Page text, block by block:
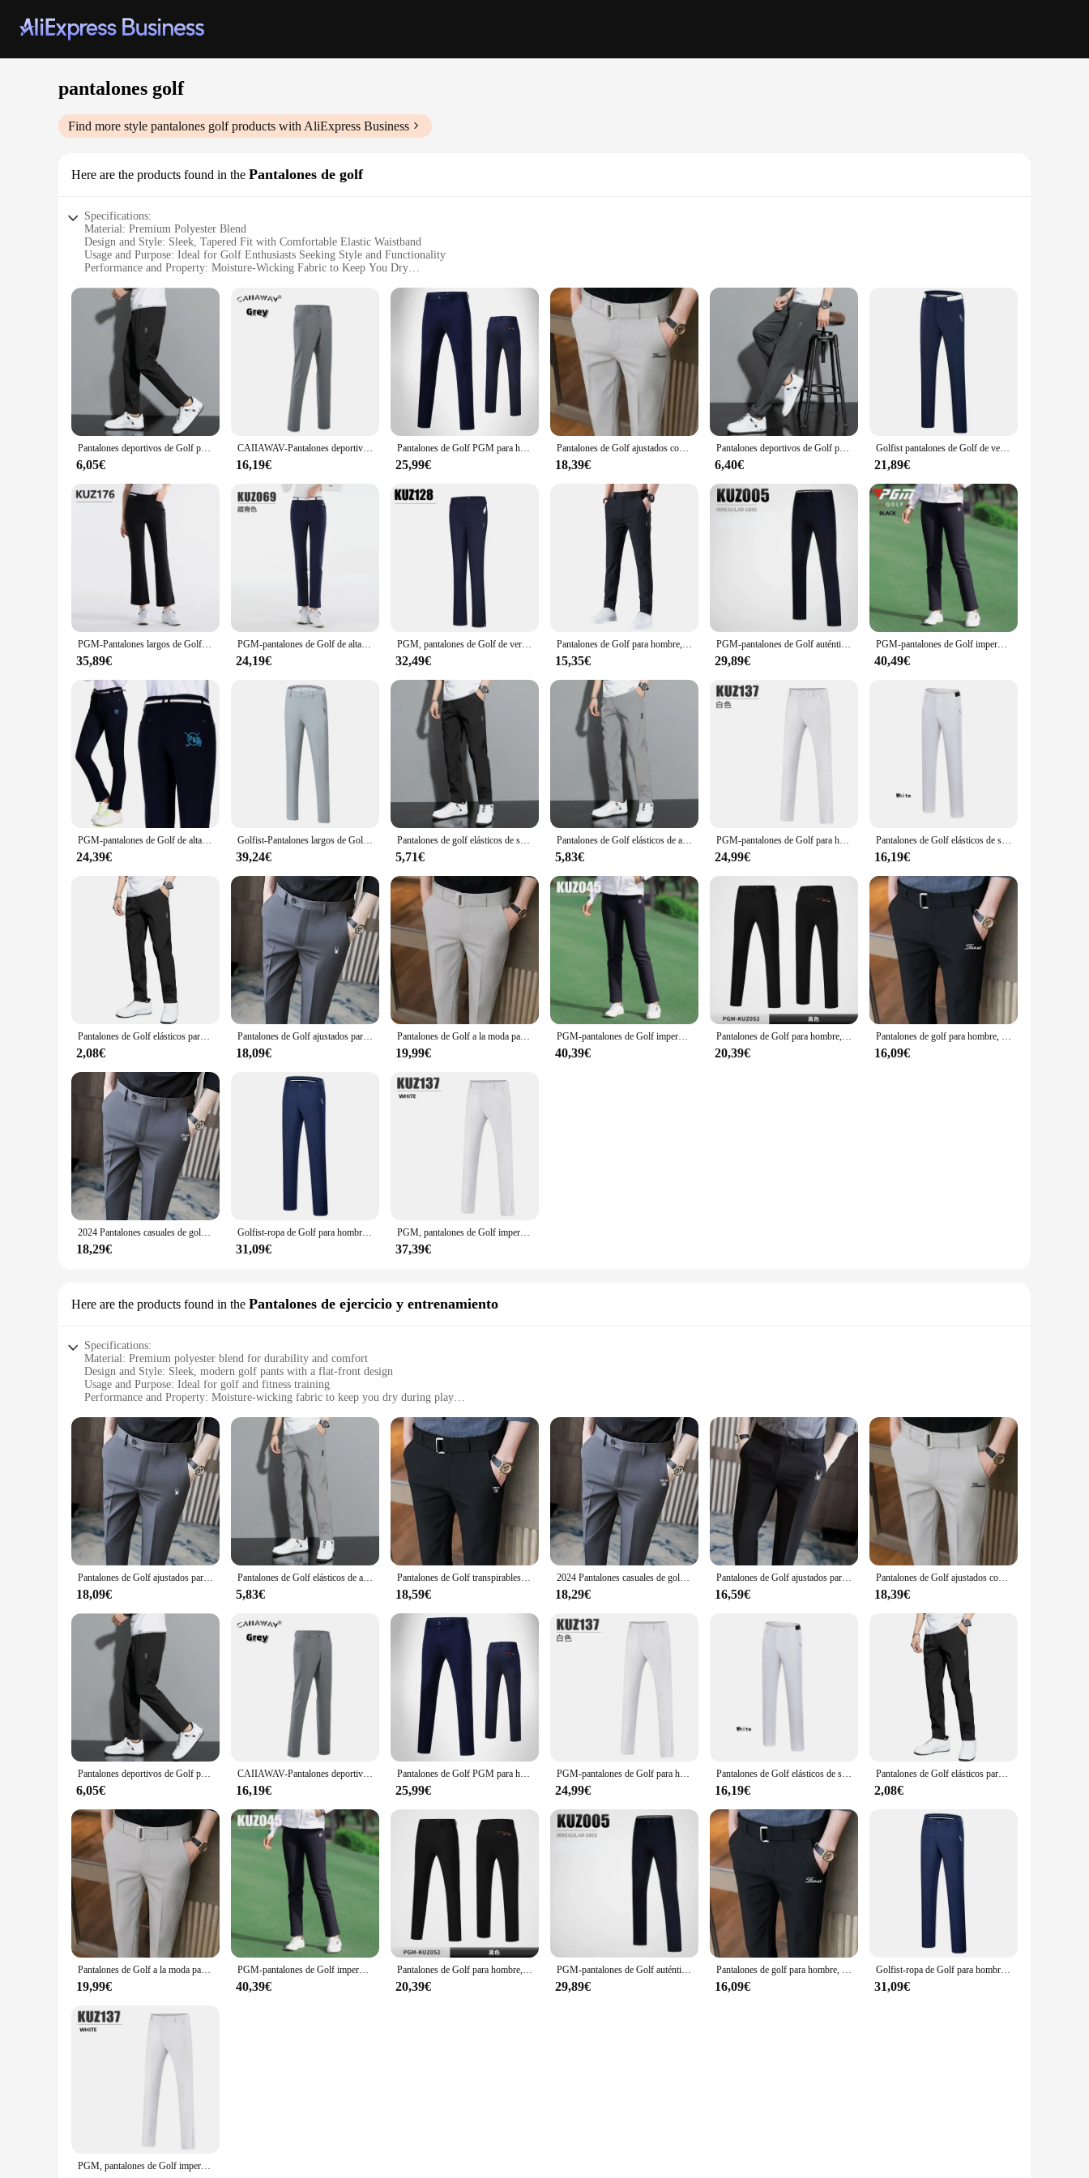
pantalones golf
Find more style pantalones golfproducts with AliExpress Business
Here are the products found in the Pantalones de golf
Specifications:
Material: Premium Polyester Blend
Design and Style: Sleek, Tapered Fit with Comfortable Elastic Waistband
Usage and Purpose: Ideal for Golf Enthusiasts Seeking Style and Functionality
Performance and Property: Moisture-Wicking Fabric to Keep You Dry
Applicable People: Suitable for Men of All Sizes and Fitness Levels
Features:
**Optimal Comfort and Performance**
Step onto the golf course with confidence in our pantalones golf, designed to provide both comfort and performance. The moisture-wicking fabric ensures you stay dry and cool during intense rounds,
while the tapered fit offers a modern, athletic look. The elastic waistband offers a flexible fit, accommodating a range of body types, while the durable construction withstands the rigors of the sport.
Whether you're a seasoned golfer or just starting out, these pants are the perfect addition to your golfing attire.
**Stylish and Versatile**
Not only are these pantalones golf a must-have for golfers, but they also serve as a versatile wardrobe staple. The sleek design and neutral color palette make them suitable for a variety of occasions,
from casual outings to more formal events. The matching belt included with each pair adds a touch of sophistication, ensuring you look polished from tee to dinner. With their durable construction and
easy-care fabric, these pants are designed to last, making them a smart investment for any golfer's wardrobe.
**Effortless Maintenance and Value**
durable fabric resists wrinkles, allowing for quick and easy maintenance, making them an ideal choice for busy golfers and vendors alike. Whether you're looking to stock up for your golf shop or
outfit your team, these pants offer a reliable, stylish option that's sure to impress.
Pantalones deportivos de Golf para hombre, Pantalón ajustado de seda de hielo, transpirables, moda coreana, 2024
6,05€
CAIIAWAV-Pantalones deportivos de verano para hombre, Pantalón elástico de secado rápido, transpirable, ajustado
16,19€
Pantalones de Golf PGM para hombre, pantalones de tenis de Golf resistentes al desgaste deportivos de alta elasticidad para primavera y otoño, pantalones suaves ajustados para hombre KUZ052
25,99€
Pantalones de Golf ajustados con cinturón para Hombre, ropa de negocios informal, moda de primavera y verano
18,39€
Pantalones deportivos de Golf para hombre, Pantalón ajustado de seda de hielo, transpirables, moda coreana, 2024
6,40€
Golfist pantalones de Golf de verano para hombre, pantalón ligero, informal, transpirable, secado rápido, alta calidad
21,89€
PGM-Pantalones largos de Golf para mujer, ropa de alta elasticidad, informales, acampanados, de secado rápido, para verano y primavera, kus176
35,89€
PGM-pantalones de Golf de alta elasticidad para mujer, pantalón transpirable de secado rápido, XS-XL
24,19€
PGM, pantalones de Golf de verano para mujer, tobillos recortados, pantalones acampanados elásticos ajustados, bolsillo con cremallera, ropa de Golf impermeable para mujer KUZ128
32,49€
Pantalones de Golf para hombre, pantalones largos y cómodos de secado rápido con bolsillos, pantalones deportivos informales ligeros, delgados e informales
15,35€
PGM-pantalones de Golf auténticos para hombre, pantalones impermeables, ropa de Golf suave y transpirable, tallas de verano Xxs-xxxl
29,89€
PGM-pantalones de Golf impermeables para mujer, pantalón cálido de lana para prevención de nieve, pantalón de chándal recto elástico para niña, XS-XXXL de invierno
40,49€
PGM-pantalones de Golf de alta elasticidad para mujer, Pantalones suaves para Golfista, ropa deportiva para jugar a la pelota de Golf, primavera y verano
24,39€
Golfist-Pantalones largos de Golf para hombre, pantalones deportivos elásticos para negocios, ocio, cómodos y relajados, otoño
39,24€
Pantalones de golf elásticos de seda de hielo para hombre pantalones de golf de secado rápido ajustados a la moda color negro 5XL verano 2024
5,71€
Pantalones de Golf elásticos de alta calidad para hombre, pantalones transpirables versátiles de negocios, informales, a la moda, ajustados, primavera y otoño
5,83€
PGM-pantalones de Golf para hombre, ropa deportiva térmica de felpa gruesa, para otoño e invierno, XXS-XXXL
24,99€
Pantalones de Golf elásticos de secado rápido para hombres, pantalones de Golf de cintura con cinturón elástico, CAIIAWAV, primavera y otoño
16,19€
Pantalones de Golf elásticos para hombre, ropa de Golf, pantalones largos deportivos, pantalones de trabajo casuales, imagen personalizada, moda de primavera y otoño
2,08€
Pantalones de Golf ajustados para hombre, traje informal drapeado, versión coreana, elásticos, ajustados
18,09€
Pantalones de Golf a la moda para hombre, pantalones ajustados con cinturón, trajes pequeños de negocios informales, ropa de Golf para hombre, Primavera/Verano
19,99€
PGM-pantalones de Golf impermeables para mujer, ropa de tenis gruesa, larga y cálida, de terciopelo, a prueba de viento, para Otoño e Invierno
40,39€
Pantalones de Golf para hombre, pantalones deportivos de otoño e invierno para hombre, pantalones impermeables de alta elasticidad para hombre, ropa de Golf para hombre, ropa de Golf para hombre nueva
20,39€
Pantalones de golf para hombre, pantalón informal de negocios, transpirable, con cinturón recto, novedad de 2024
16,09€
2024 Pantalones casuales de golf de negocios de moda Pantalones de pierna recta Pelf para hombres Pantalones casuales de moda para hombres
18,29€
Golfist-ropa de Golf para hombre, pantalones largos transpirables de verano, gruesos, elásticos, sólidos, ropa deportiva de alta calidad
31,09€
PGM, pantalones de Golf impermeables de invierno para hombre, Pantalones rectos de lana gruesos, pantalones largos cálidos a prueba de frío para hombre, talla 2XS-3XL
37,39€
Here are the products found in the Pantalones de ejercicio y entrenamiento
Specifications:
Material: Premium polyester blend for durability and comfort
Design and Style: Sleek, modern golf pants with a flat-front design
Usage and Purpose: Ideal for golf and fitness training
Performance and Property: Moisture-wicking fabric to keep you dry during play
Applicable People: Suitable for both men and women
Features:
|Wholesale|Vendors|
**Optimized Performance for the Golf Course**
The pantalones golf in our collection are not just any ordinary golf pants; they are crafted with the golfer's needs in mind. The premium polyester blend ensures durability, while the moisture-wicking
fabric keeps you dry and comfortable during your game. The sleek, modern design with a flat-front style makes them suitable for both golf and fitness training, offering versatility to your wardrobe.
The pants come with a belt, providing a secure fit that allows for unrestricted movement, essential for any golfer looking to enhance their game.
**Versatile and Stylish for Every Occasion**
These golf pants are not just for the golf course; they are versatile enough to be worn in various settings. The stylish design and modern color options make them suitable for casual outings or even as
part of a professional attire. The flat-front style ensures a clean, polished look, while the moisture-wicking fabric keeps you cool and dry, making them an excellent choice for both men and women.
Whether you're an avid golfer or an enthusiast of fitness training, these pantalones golf are designed to be your partner in your active lifestyle. The moisture-wicking fabric keeps you dry and
comfortable, while the flat-front style offers a professional look. The pants are available in a range of sizes, ensuring a perfect fit for everyone. With the added convenience of a belt, you can adjust the
fit to your liking, making these golf pants a must-have for anyone looking for comfort and style in their activewear.
Pantalones de Golf ajustados para hombre, traje informal drapeado, versión coreana, elásticos, ajustados
18,09€
Pantalones de Golf elásticos de alta calidad para hombre, pantalones transpirables versátiles de negocios, informales, a la moda, ajustados, primavera y otoño
5,83€
Pantalones de Golf transpirables para hombre, ropa informal de alta calidad, elástica, a la moda, Popular, primavera y otoño, 2024
18,59€
2024 Pantalones casuales de golf de negocios de moda Pantalones de pierna recta Pelf para hombres Pantalones casuales de moda para hombres
18,29€
Pantalones de Golf ajustados para hombre, traje informal drapeado, pantalones elásticos ajustados, ropa deportiva, versión coreana
16,59€
Pantalones de Golf ajustados con cinturón para Hombre, ropa de negocios informal, moda de primavera y verano
18,39€
Pantalones deportivos de Golf para hombre, Pantalón ajustado de seda de hielo, transpirables, moda coreana, 2024
6,05€
CAIIAWAV-Pantalones deportivos de verano para hombre, Pantalón elástico de secado rápido, transpirable, ajustado
16,19€
Pantalones de Golf PGM para hombre, pantalones de tenis de Golf resistentes al desgaste deportivos de alta elasticidad para primavera y otoño, pantalones suaves ajustados para hombre KUZ052
25,99€
PGM-pantalones de Golf para hombre, ropa deportiva térmica de felpa gruesa, para otoño e invierno, XXS-XXXL
24,99€
Pantalones de Golf elásticos de secado rápido para hombres, pantalones de Golf de cintura con cinturón elástico, CAIIAWAV, primavera y otoño
16,19€
Pantalones de Golf elásticos para hombre, ropa de Golf, pantalones largos deportivos, pantalones de trabajo casuales, imagen personalizada, moda de primavera y otoño
2,08€
Pantalones de Golf a la moda para hombre, pantalones ajustados con cinturón, trajes pequeños de negocios informales, ropa de Golf para hombre, Primavera/Verano
19,99€
PGM-pantalones de Golf impermeables para mujer, ropa de tenis gruesa, larga y cálida, de terciopelo, a prueba de viento, para Otoño e Invierno
40,39€
Pantalones de Golf para hombre, pantalones deportivos de otoño e invierno para hombre, pantalones impermeables de alta elasticidad para hombre, ropa de Golf para hombre, ropa de Golf para hombre nueva
20,39€
PGM-pantalones de Golf auténticos para hombre, pantalones impermeables, ropa de Golf suave y transpirable, tallas de verano Xxs-xxxl
29,89€
Pantalones de golf para hombre, pantalón informal de negocios, transpirable, con cinturón recto, novedad de 2024
16,09€
Golfist-ropa de Golf para hombre, pantalones largos transpirables de verano, gruesos, elásticos, sólidos, ropa deportiva de alta calidad
31,09€
PGM, pantalones de Golf impermeables de invierno para hombre, Pantalones rectos de lana gruesos, pantalones largos cálidos a prueba de frío para hombre, talla 2XS-3XL